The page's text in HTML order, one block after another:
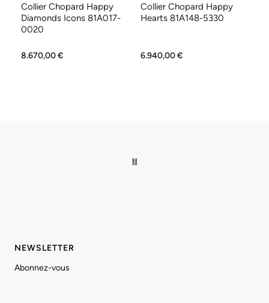
Collier Chopard Happy
Diamonds Icons 81A017-
0020
8.670,00 €
Collier Chopard Happy
Hearts 81A148-5330
6.940,00 €
NEWSLETTER
Abonnez-vous